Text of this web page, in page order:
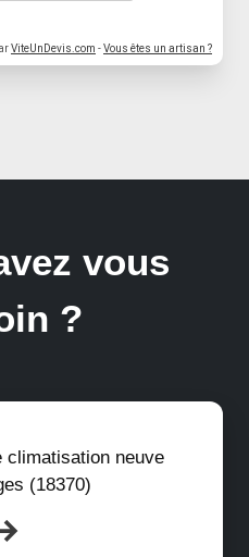
ViteUnDevis.com -Vous êtes un artisan ?
vous
?
climatisation neuve
(18370)